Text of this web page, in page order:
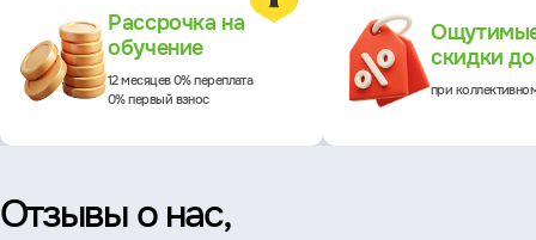
Рассрочка на
обучение
12 месяцев 0% переплата
0% первый взнос
скидки
при
Отзывы о нас,